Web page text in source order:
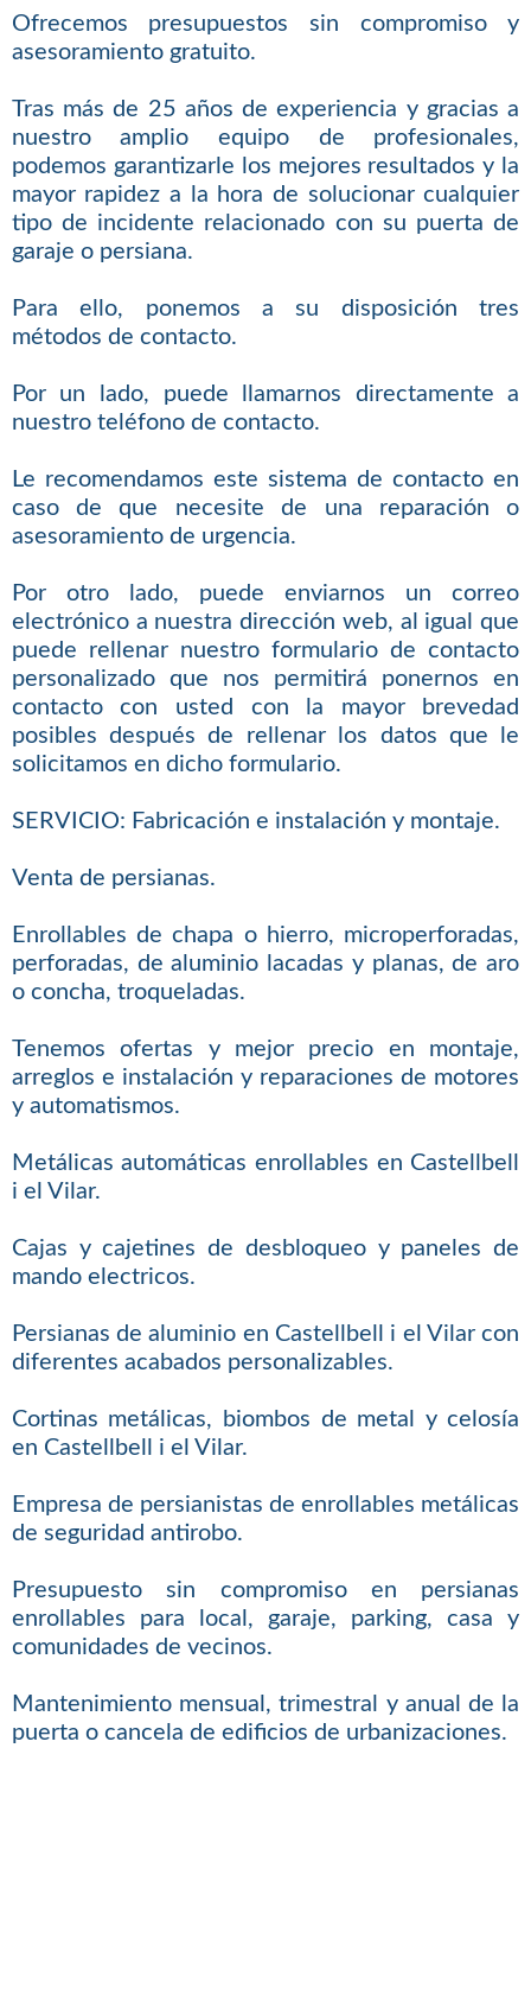
Ofrecemos presupuestos sin compromiso y
asesoramiento gratuito.
Tras más de 25 años de experiencia y gracias a
nuestro amplio equipo de profesionales,
podemos garantizarle los mejores resultados y la
mayor rapidez a la hora de solucionar cualquier
tipo de incidente relacionado con su puerta de
garaje o persiana.
Para ello, ponemos a su disposición tres
métodos de contacto.
Por un lado, puede llamarnos directamente a
nuestro teléfono de contacto.
Le recomendamos este sistema de contacto en
caso de que necesite de una reparación o
asesoramiento de urgencia.
Por otro lado, puede enviarnos un correo
electrónico a nuestra dirección web, al igual que
puede rellenar nuestro formulario de contacto
personalizado que nos permitirá ponernos en
contacto con usted con la mayor brevedad
posibles después de rellenar los datos que le
solicitamos en dicho formulario.
SERVICIO: Fabricación e instalación y montaje.
Venta de persianas.
Enrollables de chapa o hierro, microperforadas,
perforadas, de aluminio lacadas y planas, de aro
o concha, troqueladas.
Tenemos ofertas y mejor precio en montaje,
arreglos e instalación y reparaciones de motores
y automatismos.
Metálicas automáticas enrollables en Castellbell
i el Vilar.
Cajas y cajetines de desbloqueo y paneles de
mando electricos.
Persianas de aluminio en Castellbell i el Vilar con
diferentes acabados personalizables.
Cortinas metálicas, biombos de metal y celosía
en Castellbell i el Vilar.
Empresa de persianistas de enrollables metálicas
de seguridad antirobo.
Presupuesto sin compromiso en persianas
enrollables para local, garaje, parking, casa y
comunidades de vecinos.
Mantenimiento mensual, trimestral y anual de la
puerta o cancela de edificios de urbanizaciones.